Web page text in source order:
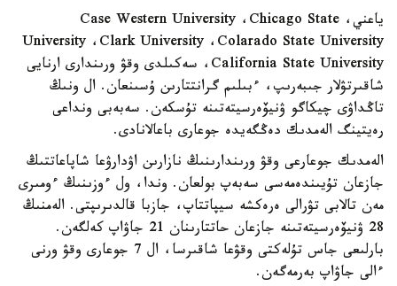
ياعني، Case Western University ،Chicago State
University ،Clark University ،Colarado State University
،California State University سەكىلدى وقۋ ورىندارى ارنايى
شاقىرتۋلار جىبەرىپ، ءبىلىم گرانتتارىن ۇسىنعان. ال ونىڭ
تاڭداۋى چيكاگو ۋنيۆەرسيتەتىنە تۇسكەن. سەبەبى ونداعى
رەيتينگ الەمدىك دەڭگەيدە جوعارى باعالانادى.
الەمدىك جوعارعى وقۋ ورىندارىنىڭ نازارىن اۋدارۋعا شاپاعاتتىڭ
جازعان تۇيىندەمەسى سەبەپ بولعان. وندا، ول ءوزىنىڭ ءومىرى
مەن تالابى تۋرالى ەرەكشە سيپاتتاپ، جازبا قالدىرىپتى. الەمنىڭ
28 ۋنيۆەرسيتەتىنە جازعان حاتتارىنان 21 جاۋاپ كەلگەن.
بارلىعى جاس تۇلەكتى وقۋعا شاقىرسا، ال 7 جوعارى وقۋ ورنى
ءالى جاۋاپ بەرمەگەن.